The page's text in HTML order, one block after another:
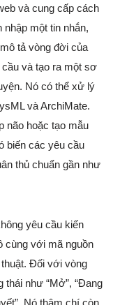
và cung cấp cách
một tin nhắn,
tả vòng đời của
và tạo ra một sơ
Nó có thể xử lý
và ArchiMate.
não hoặc tạo mẫu
biến các yêu cầu
thủ chuẩn gần như
yêu cầu kiến
cùng với mã nguồn
Đối với vòng
như “Mở”, “Đang
Nó thậm chí còn